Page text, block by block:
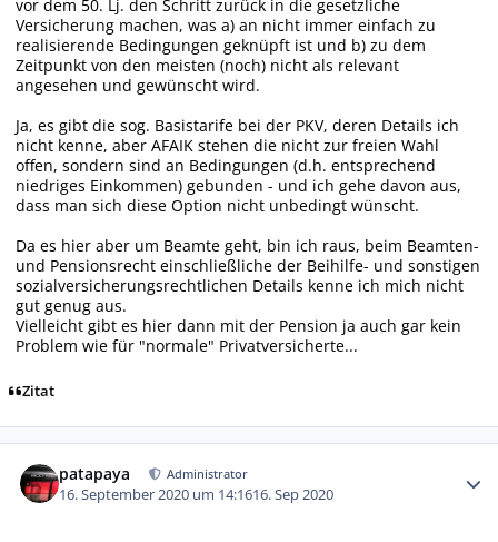
vor dem 50. Lj. den Schritt zurück in die gesetzliche
Versicherung machen, was a) an nicht immer einfach zu
realisierende Bedingungen geknüpft ist und b) zu dem
Zeitpunkt von den meisten (noch) nicht als relevant
angesehen und gewünscht wird.
Ja, es gibt die sog. Basistarife bei der PKV, deren Details ich
nicht kenne, aber AFAIK stehen die nicht zur freien Wahl
offen, sondern sind an Bedingungen (d.h. entsprechend
niedriges Einkommen) gebunden - und ich gehe davon aus,
dass man sich diese Option nicht unbedingt wünscht.
Da es hier aber um Beamte geht, bin ich raus, beim Beamten-
und Pensionsrecht einschließliche der Beihilfe- und sonstigen
sozialversicherungsrechtlichen Details kenne ich mich nicht
gut genug aus.
Vielleicht gibt es hier dann mit der Pension ja auch gar kein
Problem wie für "normale" Privatversicherte...
Zitat
patapaya Administrator
16. September 2020 um 14:1616. Sep 2020